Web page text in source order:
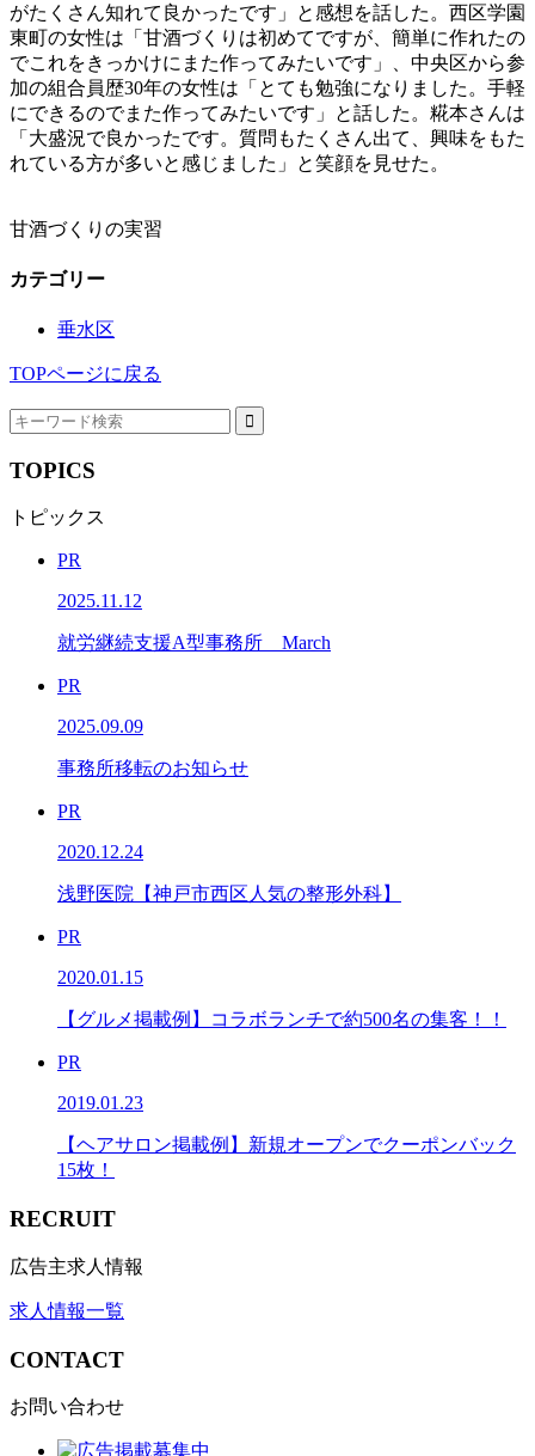
がたくさん知れて良かったです」と感想を話した。西区学園
東町の女性は「甘酒づくりは初めてですが、簡単に作れたの
でこれをきっかけにまた作ってみたいです」、中央区から参
加の組合員歴30年の女性は「とても勉強になりました。手軽
にできるのでまた作ってみたいです」と話した。糀本さんは
「大盛況で良かったです。質問もたくさん出て、興味をもた
れている方が多いと感じました」と笑顔を見せた。
甘酒づくりの実習
カテゴリー
垂水区
TOPページに戻る
TOPICS
トピックス
PR
2025.11.12
就労継続支援A型事務所 March
PR
2025.09.09
事務所移転のお知らせ
PR
2020.12.24
浅野医院【神戸市西区人気の整形外科】
PR
2020.01.15
【グルメ掲載例】コラボランチで約500名の集客！！
PR
2019.01.23
【ヘアサロン掲載例】新規オープンでクーポンバック
15枚！
RECRUIT
広告主求人情報
求人情報一覧
CONTACT
お問い合わせ